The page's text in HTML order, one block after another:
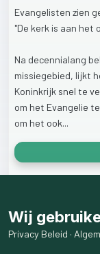
Evangelisten zien
"De kerk is aan het
Na decennialang
missiegebied, lijkt
Koninkrijk snel te
om het Evangelie te
om het ook...
Wij
Privacy Beleid ·